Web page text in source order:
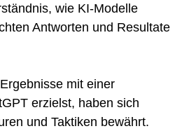
wie KI-Modelle
Antworten und Resultate
mit einer
erzielst, haben sich
und Taktiken bewährt.